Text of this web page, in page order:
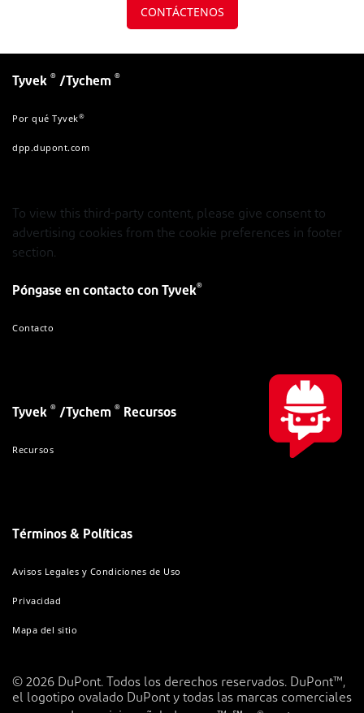
CONTÁCTENOS
Tyvek ® /Tychem ®
Por qué Tyvek®
dpp.dupont.com
To view this third-party content, please give consent to
advertising cookies from the cookie preferences in footer
section.
Póngase en contacto con Tyvek®
Contacto
Tyvek ® /Tychem ® Recursos
Recursos
Términos & Políticas
Avisos Legales y Condiciones de Uso
Privacidad
Mapa del sitio
© 2026 DuPont. Todos los derechos reservados. DuPont™,
el logotipo ovalado DuPont y todas las marcas comerciales